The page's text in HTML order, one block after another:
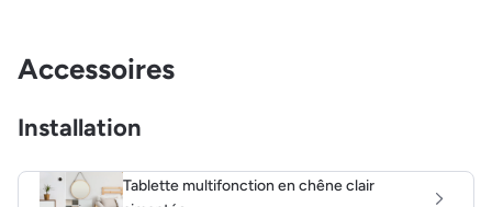
Accessoires
Installation
Tablette multifonction en chêne clair